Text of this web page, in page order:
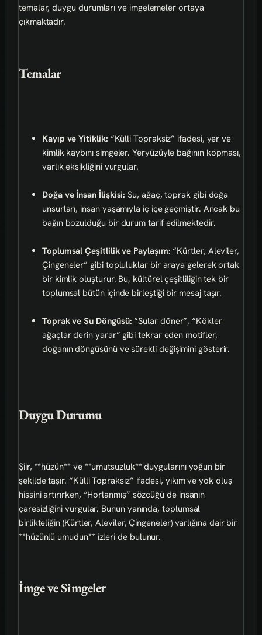
temalar, duygu durumları ve imgelemeler ortaya
çıkmaktadır.
Temalar
Kayıp ve Yitiklik: “Külli Topraksiz” ifadesi, yer ve
kimlik kaybını simgeler. Yeryüzüyle bağının kopması,
varlık eksikliğini vurgular.
Doğa ve İnsan İlişkisi: Su, ağaç, toprak gibi doğa
unsurları, insan yaşamıyla iç içe geçmiştir. Ancak bu
bağın bozulduğu bir durum tarif edilmektedir.
Toplumsal Çeşitlilik ve Paylaşım: “Kürtler, Aleviler,
Çingeneler” gibi topluluklar bir araya gelerek ortak
bir kimlik oluşturur. Bu, kültürel çeşitliliğin tek bir
toplumsal bütün içinde birleştiği bir mesaj taşır.
Toprak ve Su Döngüsü: “Sular döner”, “Kökler
ağaçlar derin yarar” gibi tekrar eden motifler,
doğanın döngüsünü ve sürekli değişimini gösterir.
Duygu Durumu
Şiir, **hüzün** ve **umutsuzluk** duygularını yoğun bir
şekilde taşır. “Külli Topraksız” ifadesi, yıkım ve yok oluş
hissini artırırken, “Horlanmış” sözcüğü de insanın
çaresizliğini vurgular. Bunun yanında, toplumsal
birlikteliğin (Kürtler, Aleviler, Çingeneler) varlığına dair bir
**hüzünlü umudun** izleri de bulunur.
İmge ve Simgeler